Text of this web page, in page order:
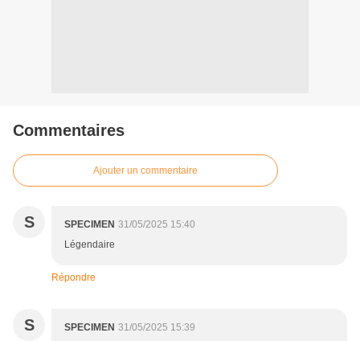
Commentaires
Ajouter un commentaire
S SPECIMEN 31/05/2025 15:40
Légendaire
Répondre
S SPECIMEN 31/05/2025 15:39